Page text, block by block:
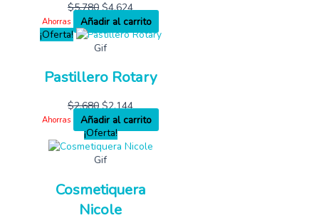
$5,780 $4,624
Ahorras
Añadir al carrito
¡Oferta!
Gif
Pastillero Rotary
$2,680 $2,144
Ahorras
Añadir al carrito
¡Oferta!
Gif
Cosmetiquera
Nicole